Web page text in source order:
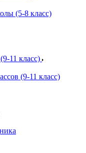
(5-8 класс)
11 класс)
(9-11 класс)